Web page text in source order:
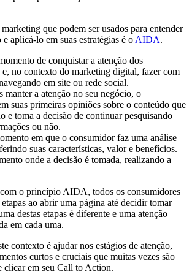
que podem ser usados para entender
aplicá-lo em suas estratégias é o AIDA.
de conquistar a atenção dos
e, no contexto do marketing digital, fazer com
em site ou rede social.
manter a atenção no seu negócio, o
suas primeiras opiniões sobre o conteúdo que
e toma a decisão de continuar pesquisando
ou não.
em que o consumidor faz uma análise
suas características, valor e benefícios.
onde a decisão é tomada, realizando a
o princípio AIDA, todos os consumidores
ao abrir uma página até decidir tomar
destas etapas é diferente e uma atenção
em cada uma.
contexto é ajudar nos estágios de atenção,
curtos e cruciais que muitas vezes são
clicar em seu Call to Action.